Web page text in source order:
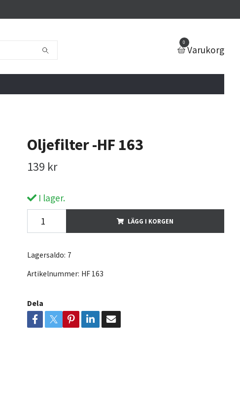
0
Varukorg
Oljefilter -HF 163
139 kr
I lager.
LÄGG I KORGEN
Lagersaldo: 7
Artikelnummer: HF 163
Dela